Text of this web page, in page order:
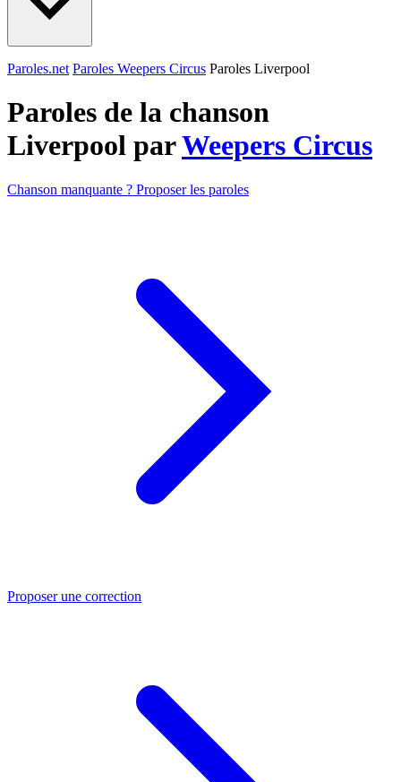
Paroles.net Paroles Weepers Circus Paroles Liverpool
Paroles de la chanson
Liverpool parWeepers Circus
Chanson manquante ? Proposer les paroles
Proposer une correction